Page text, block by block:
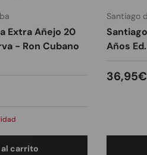
Extra Añejo 20
- Ron Cubano
carrito
Santiago
Años
Precio
36,95€